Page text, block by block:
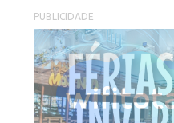
PUBLICIDADE